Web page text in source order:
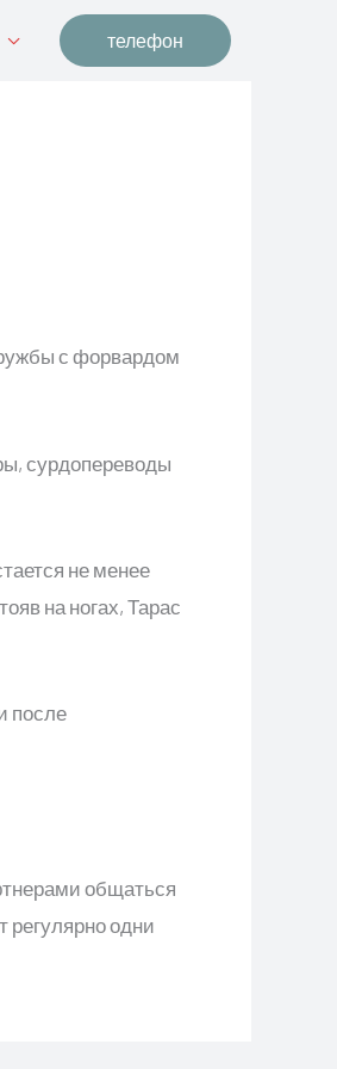
телефон
с форвардом
сурдопереводы
не менее
на ногах, Тарас
после
общаться
регулярно одни